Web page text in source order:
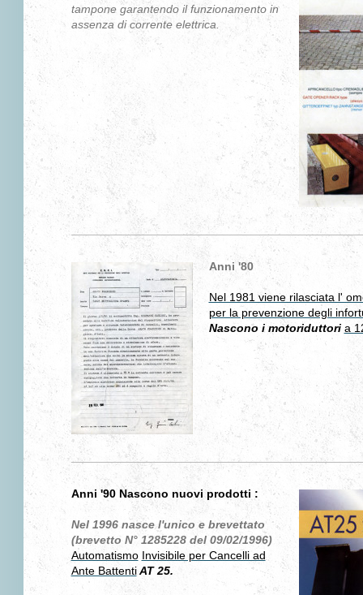
tampone garantendo il funzionamento in
assenza di corrente elettrica.
Anni '80
Nel 1981 viene rilasciata l'
per la prevenzione degli
Nascono i motoriduttori a
Anni '90 Nascono nuovi prodotti :
Nel 1996 nasce l'unico e brevettato
(brevetto N° 1285228 del 09/02/1996)
Automatismo Invisibile per Cancelli ad
Ante BattentiAT 25.